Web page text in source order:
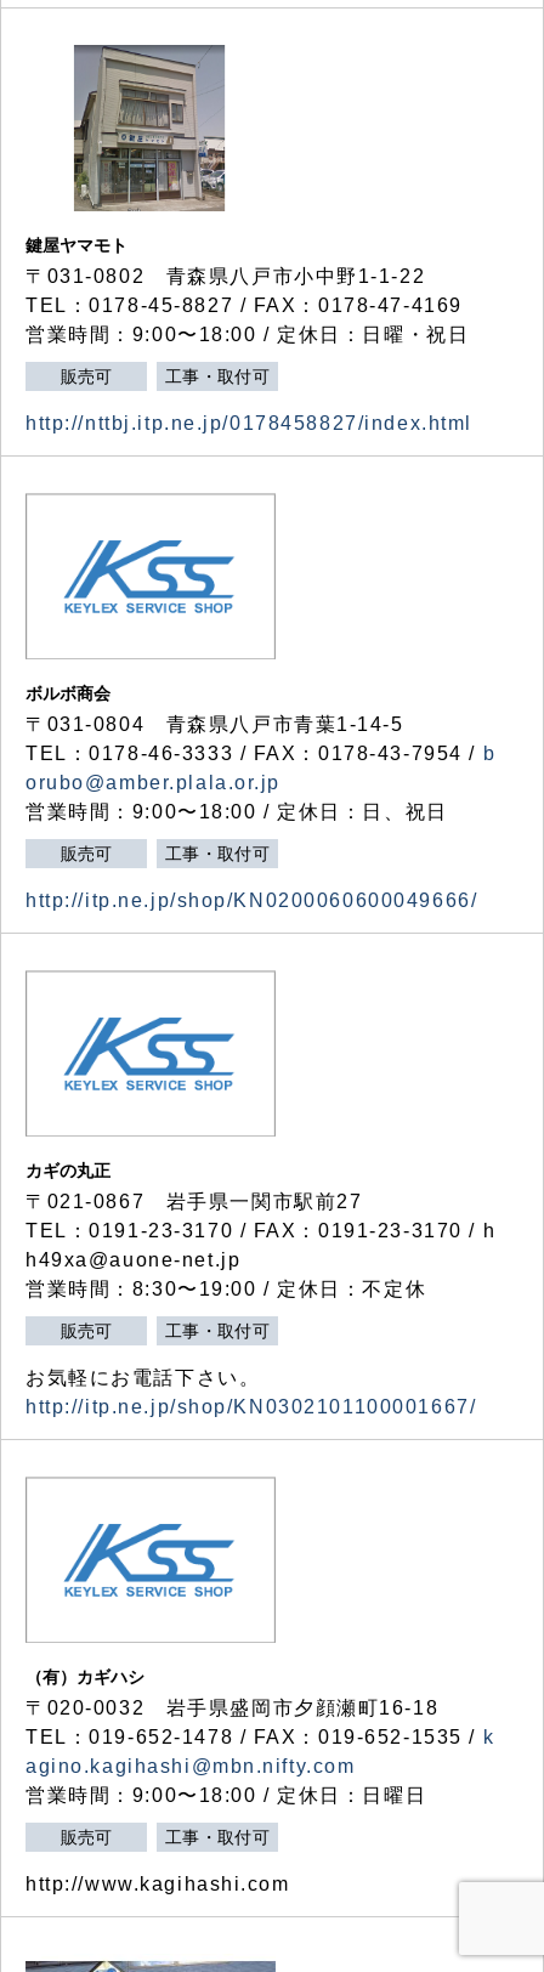
鍵屋ヤマモト
〒031-0802 青森県八戸市小中野1-1-22
TEL：0178-45-8827 / FAX：0178-47-4169
営業時間：9:00〜18:00 / 定休日：日曜・祝日
販売可 工事・取付可
http://nttbj.itp.ne.jp/0178458827/index.html
ボルボ商会
〒031-0804 青森県八戸市青葉1-14-5
TEL：0178-46-3333 / FAX：0178-43-7954 / b
orubo@amber.plala.or.jp
営業時間：9:00〜18:00 / 定休日：日、祝日
販売可 工事・取付可
http://itp.ne.jp/shop/KN0200060600049666/
カギの丸正
〒021-0867 岩手県一関市駅前27
TEL：0191-23-3170 / FAX：0191-23-3170 / h
h49xa@auone-net.jp
営業時間：8:30〜19:00 / 定休日：不定休
販売可 工事・取付可
お気軽にお電話下さい。
http://itp.ne.jp/shop/KN0302101100001667/
（有）カギハシ
〒020-0032 岩手県盛岡市夕顔瀬町16-18
TEL：019-652-1478 / FAX：019-652-1535 / k
agino.kagihashi@mbn.nifty.com
営業時間：9:00〜18:00 / 定休日：日曜日
販売可 工事・取付可
http://www.kagihashi.com